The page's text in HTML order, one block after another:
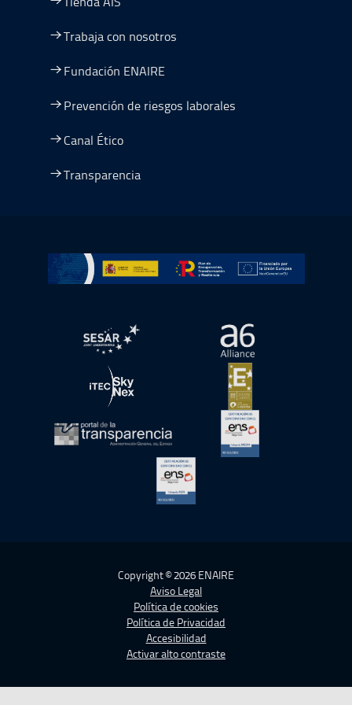
Trabaja con nosotros
Fundación ENAIRE
Prevención de riesgos laborales
Canal Ético
Transparencia
Ir a Plan de Recuperación, Transformación y
abre en ventana nueva abre en ventana
abre en ventana nueva abre en ventana
abre en ventana nueva
Copyright © 2026 ENAIRE
Aviso Legal
Política de cookies
Política de Privacidad
Accesibilidad
Activar alto contraste